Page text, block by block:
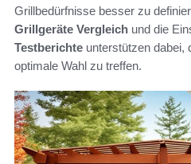
Grillbedürfnisse besser zu
Grillgeräte Vergleich und die
Testberichte unterstützen dabei,
optimale Wahl zu treffen.